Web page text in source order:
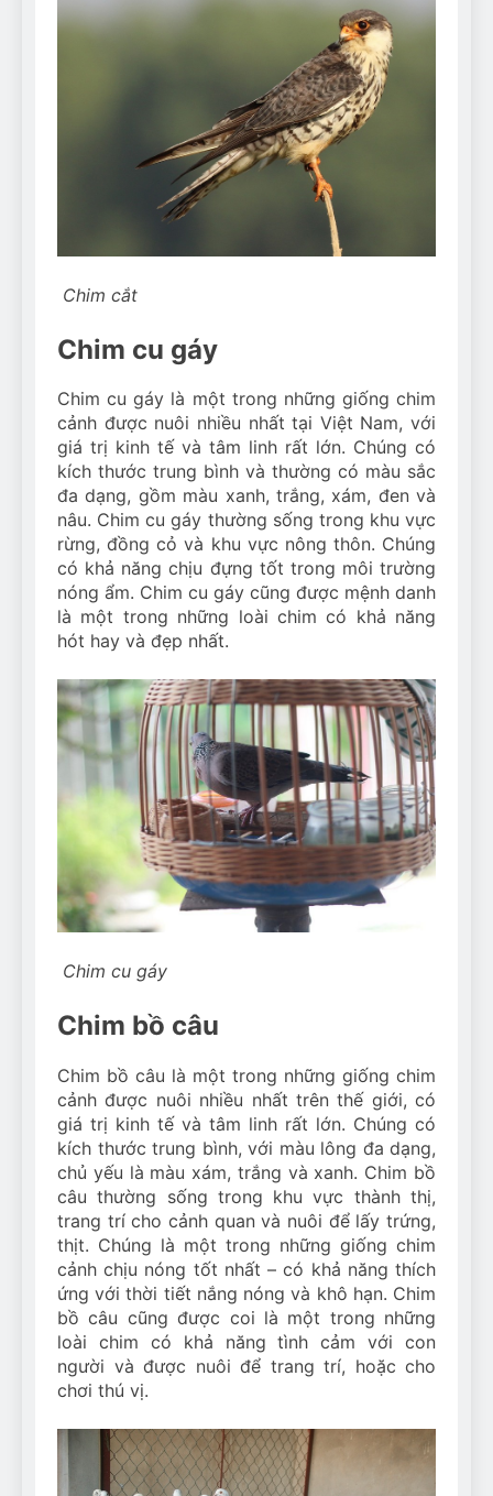
Chim cắt
Chim cu gáy
Chim cu gáy là một trong những giống chim
cảnh được nuôi nhiều nhất tại Việt Nam, với
giá trị kinh tế và tâm linh rất lớn. Chúng có
kích thước trung bình và thường có màu sắc
đa dạng, gồm màu xanh, trắng, xám, đen và
nâu. Chim cu gáy thường sống trong khu vực
rừng, đồng cỏ và khu vực nông thôn. Chúng
có khả năng chịu đựng tốt trong môi trường
nóng ẩm. Chim cu gáy cũng được mệnh danh
là một trong những loài chim có khả năng
hót hay và đẹp nhất.
Chim cu gáy
Chim bồ câu
Chim bồ câu là một trong những giống chim
cảnh được nuôi nhiều nhất trên thế giới, có
giá trị kinh tế và tâm linh rất lớn. Chúng có
kích thước trung bình, với màu lông đa dạng,
chủ yếu là màu xám, trắng và xanh. Chim bồ
câu thường sống trong khu vực thành thị,
trang trí cho cảnh quan và nuôi để lấy trứng,
thịt. Chúng là một trong những giống chim
cảnh chịu nóng tốt nhất – có khả năng thích
ứng với thời tiết nắng nóng và khô hạn. Chim
bồ câu cũng được coi là một trong những
loài chim có khả năng tình cảm với con
người và được nuôi để trang trí, hoặc cho
chơi thú vị.